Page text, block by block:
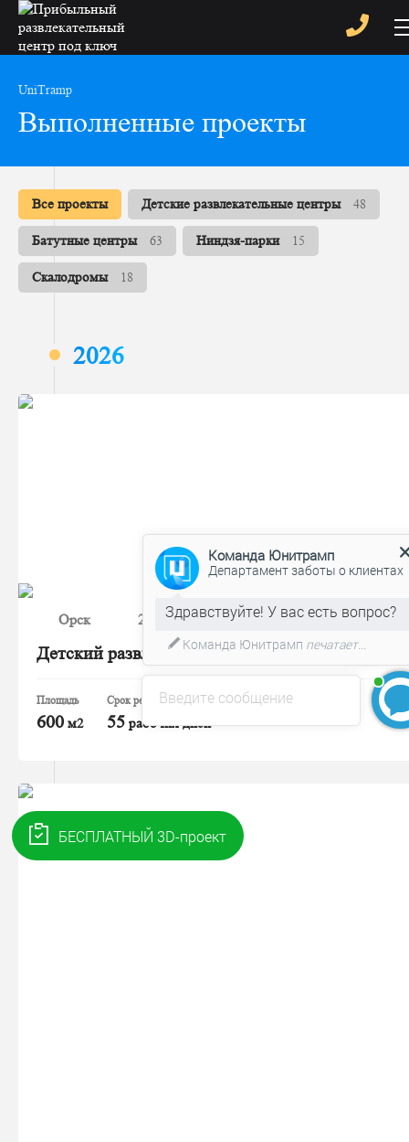
UniTramp
Выполненные проекты
Все проекты Детские развлекательные центры 48
Батутные центры 63 Ниндзя-парки 15
Скалодромы 18
2026
Орск 2026 год
Детский развлекательный центр «КОМЕТА»
Площадь
600 м2
Срок реализации/Срок поставки
55 рабочих дней
Введите сообщение
Департамент заботы о клиентах
Здравствуйте! У вас есть вопрос?
Команда Юнитрамп